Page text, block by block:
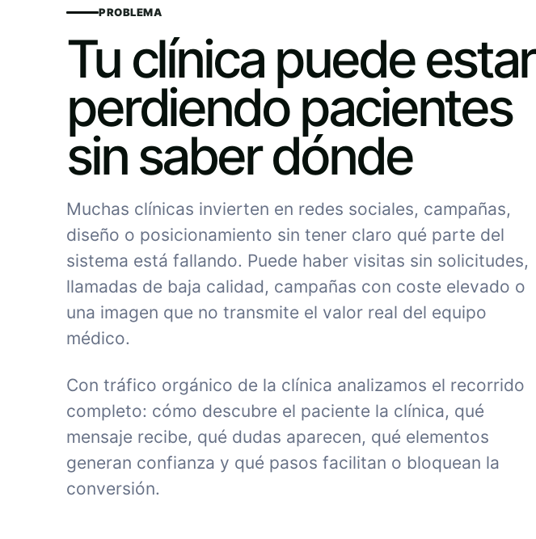
PROBLEMA
Tu clínica puede estar
perdiendo pacientes
sin saber dónde
Muchas clínicas invierten en redes sociales, campañas,
diseño o posicionamiento sin tener claro qué parte del
sistema está fallando. Puede haber visitas sin solicitudes,
llamadas de baja calidad, campañas con coste elevado o
una imagen que no transmite el valor real del equipo
médico.
Con tráfico orgánico de la clínica analizamos el recorrido
completo: cómo descubre el paciente la clínica, qué
mensaje recibe, qué dudas aparecen, qué elementos
generan confianza y qué pasos facilitan o bloquean la
conversión.